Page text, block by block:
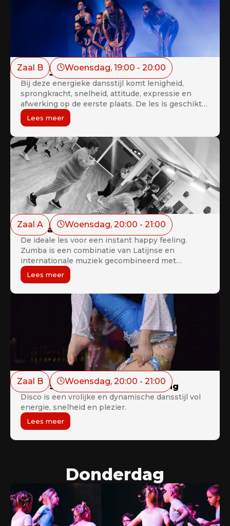
Zaal B Woensdag, 19:00 - 20:00
Disco Juniors & Teens 12+
Bij deze energieke dansstijl komt lenigheid,
sprongkracht, snelheid, attitude, expressie en
afwerking op de eerste plaats. De les is geschikt
voor gevorderden en vergevorderde.
Lees meer
Zaal A Woensdag, 20:00 - 21:00
Zumba (Workout)
De ideale les voor een instant happy feeling.
Zumba is een combinatie van Latijnse en
internationale muziek gecombineerd met
swingende gemakkelijke te volgen
dansbewegingen. Hips don’t lie in deze les vol
dans- en fitnessbewegingen.
Lees meer
Zaal B Woensdag, 20:00 - 21:00
Disco Solo/Duo Wedstrijdtraining
Disco is een vrolijke en dynamische dansstijl vol
energie, snelheid en plezier.
Lees meer
Donderdag